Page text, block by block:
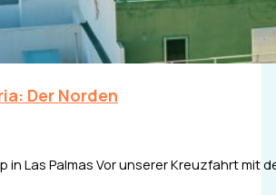
Der Norden
in Las Palmas Vor unserer Kreuzfahrt mit